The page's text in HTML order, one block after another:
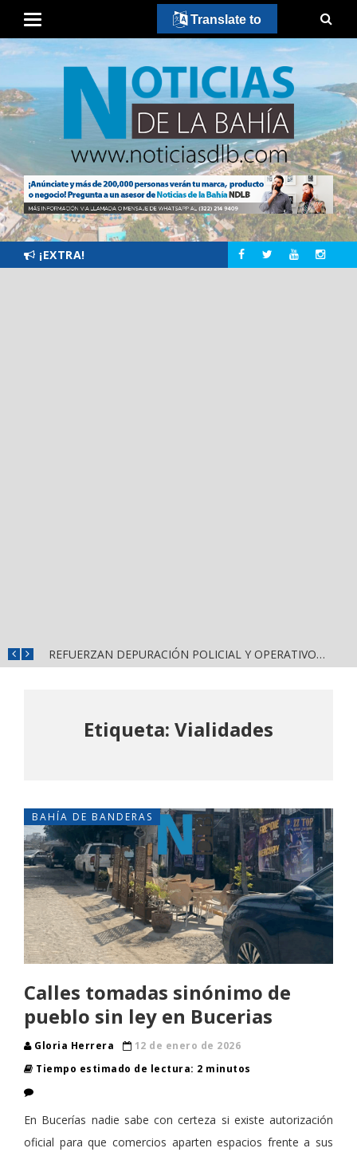
¡EXTRA!
Etiqueta: Vialidades
BAHÍA DE BANDERAS
Calles tomadas sinónimo de
pueblo sin ley en Bucerias
Gloria Herrera
12 de enero de 2026
Tiempo estimado de lectura: 2 minutos
En Bucerías nadie sabe con certeza si existe autorización
oficial para que comercios aparten espacios frente a sus
Translate to